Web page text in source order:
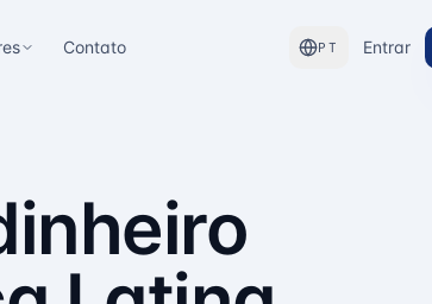
Contato PT Entrar